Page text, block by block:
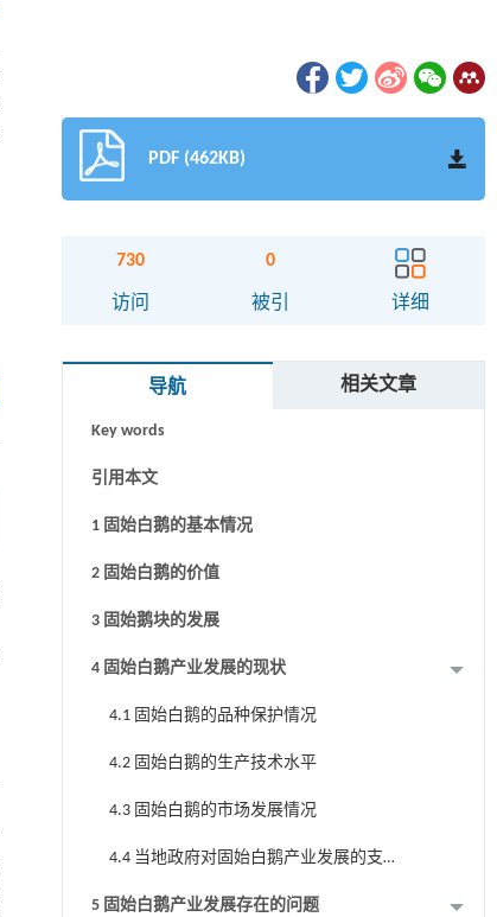
PDF (462KB)
730
访问
0
被引 详细
导航 相关文章
Key words
引用本文
1 固始白鹅的基本情况
2 固始白鹅的价值
3 固始鹅块的发展
4 固始白鹅产业发展的现状
4.1 固始白鹅的品种保护情况
4.2 固始白鹅的生产技术水平
4.3 固始白鹅的市场发展情况
4.4 当地政府对固始白鹅产业发展的支
持
5 固始白鹅产业发展存在的问题